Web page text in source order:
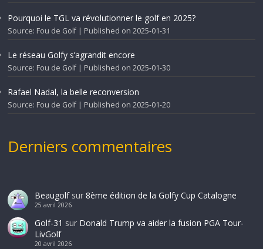
Pourquoi le TGL va révolutionner le golf en 2025?
Source: Fou de Golf Published on 2025-01-31
Le réseau Golfy s’agrandit encore
Source: Fou de Golf Published on 2025-01-30
Rafael Nadal, la belle reconversion
Source: Fou de Golf Published on 2025-01-20
Derniers commentaires
Beaugolfsur 8ème édition de la Golfy Cup Catalogne
25 avril 2026
Golf-31 sur Donald Trump va aider la fusion PGA Tour-
LivGolf
20 avril 2026